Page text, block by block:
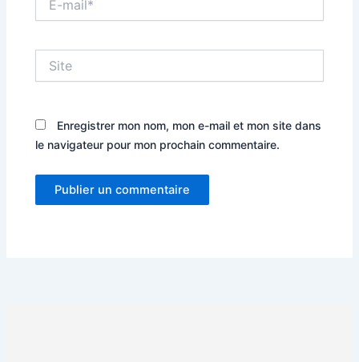
mail*
Enregistrer mon nom, mon e-mail et mon site dans
le navigateur pour mon prochain commentaire.